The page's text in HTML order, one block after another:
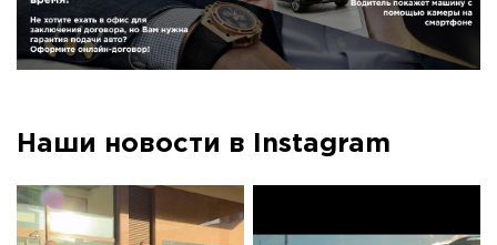
Наши новости в Instagram